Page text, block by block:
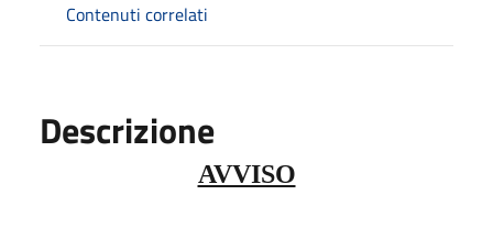
Contenuti correlati
Descrizione
AVVISO